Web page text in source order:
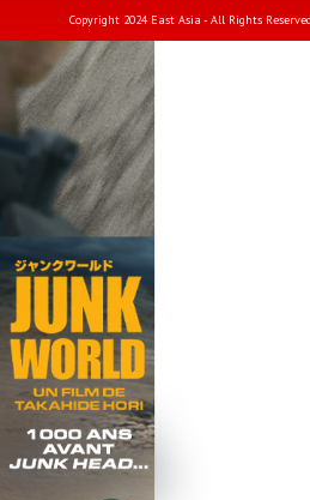
Copyright 2024 East Asia - All Rights Reserved